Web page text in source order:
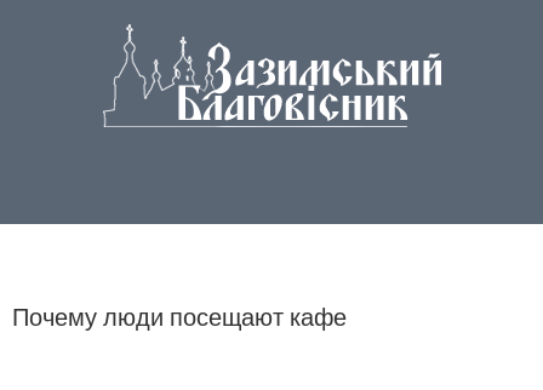
Почему люди посещают кафе